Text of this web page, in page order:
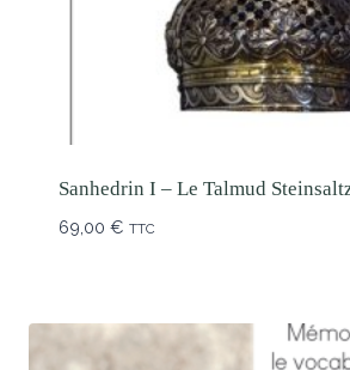
Sanhedrin I – Le Talmud
69,00 € TTC